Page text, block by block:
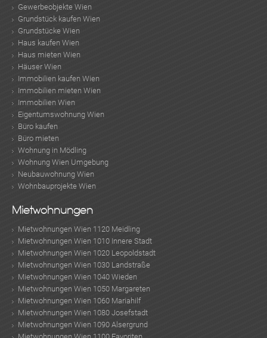
Gewerbeobjekte Wien
Grundstück kaufen Wien
Grundstücke Wien
Haus kaufen Wien
Haus mieten Wien
Häuser Wien
Immobilien kaufen Wien
Immobilien mieten Wien
Immobilien Wien
Eigentumswohnung Wien
Büro kaufen
Büro mieten
Wohnung in Mödling
Wohnung Wien Umgebung
Neubauwohnung Wien
Wohnbauprojekte Wien
Mietwohnungen
Mietwohnungen Wien 1120 Meidling
Mietwohnungen Wien 1010 Innere Stadt
Mietwohnungen Wien 1020 Leopoldstadt
Mietwohnungen Wien 1030 Landstraße
Mietwohnungen Wien 1040 Wieden
Mietwohnungen Wien 1050 Margareten
Mietwohnungen Wien 1060 Mariahilf
Mietwohnungen Wien 1080 Josefstadt
Mietwohnungen Wien 1090 Alsergrund
Mietwohnungen Wien 1100 Favoriten